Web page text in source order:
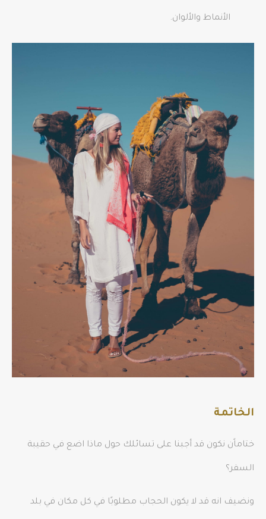
الأنماط والألوان.
الخاتمة
ختاماًن نكون قد أجبنا على تسائلك حول ماذا اضع في حقيبة
السفر؟
ونضيف انه قد لا يكون الحجاب مطلوبًا في كل مكان في بلد